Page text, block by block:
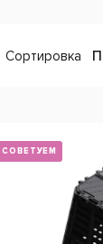
Сортировка
СОВЕТУЕМ